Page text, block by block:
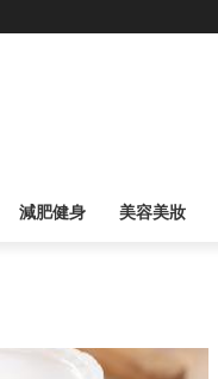
減肥健身 美容美妝